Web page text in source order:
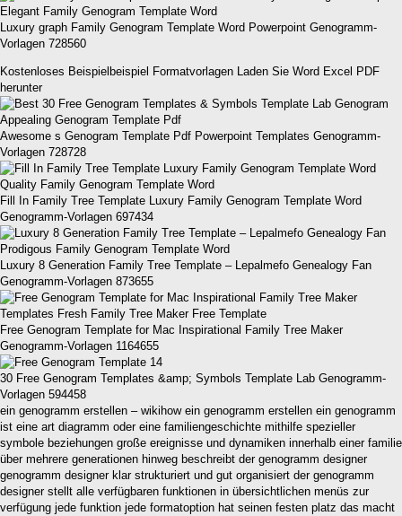
Luxury graph Family Genogram Template Word Powerpoint Genogramm-
Vorlagen 728560
Kostenloses Beispielbeispiel Formatvorlagen Laden Sie Word Excel PDF
herunter
Awesome s Genogram Template Pdf Powerpoint Templates Genogramm-
Vorlagen 728728
Fill In Family Tree Template Luxury Family Genogram Template Word
Genogramm-Vorlagen 697434
Luxury 8 Generation Family Tree Template – Lepalmefo Genealogy Fan
Genogramm-Vorlagen 873655
Free Genogram Template for Mac Inspirational Family Tree Maker
Genogramm-Vorlagen 1164655
30 Free Genogram Templates &amp; Symbols Template Lab Genogramm-
Vorlagen 594458
ein genogramm erstellen – wikihow ein genogramm erstellen ein genogramm
ist eine art diagramm oder eine familiengeschichte mithilfe spezieller
symbole beziehungen große ereignisse und dynamiken innerhalb einer familie
über mehrere generationen hinweg beschreibt der genogramm designer
genogramm designer klar strukturiert und gut organisiert der genogramm
designer stellt alle verfügbaren funktionen in übersichtlichen menüs zur
verfügung jede funktion jede formatoption hat seinen festen platz das macht